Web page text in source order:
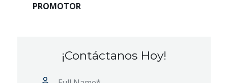
PROMOTOR
¡Contáctanos Hoy!